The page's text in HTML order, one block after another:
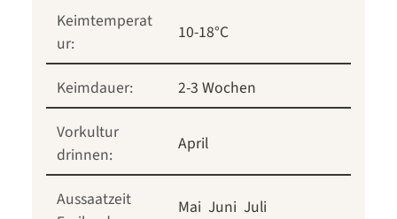
Keimtemperat
ur:
10-18°C
Keimdauer:
2-3 Wochen
Vorkultur
drinnen:
April
Aussaatzeit
Mai Juni Juli